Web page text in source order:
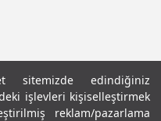
sitemizde edindiğiniz
işlevleri kişiselleştirmek
reklam/pazarlama